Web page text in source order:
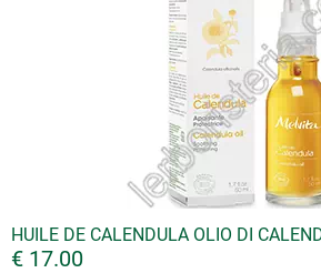
HUILE DE CALENDULA OLIO DI
€ 17.00